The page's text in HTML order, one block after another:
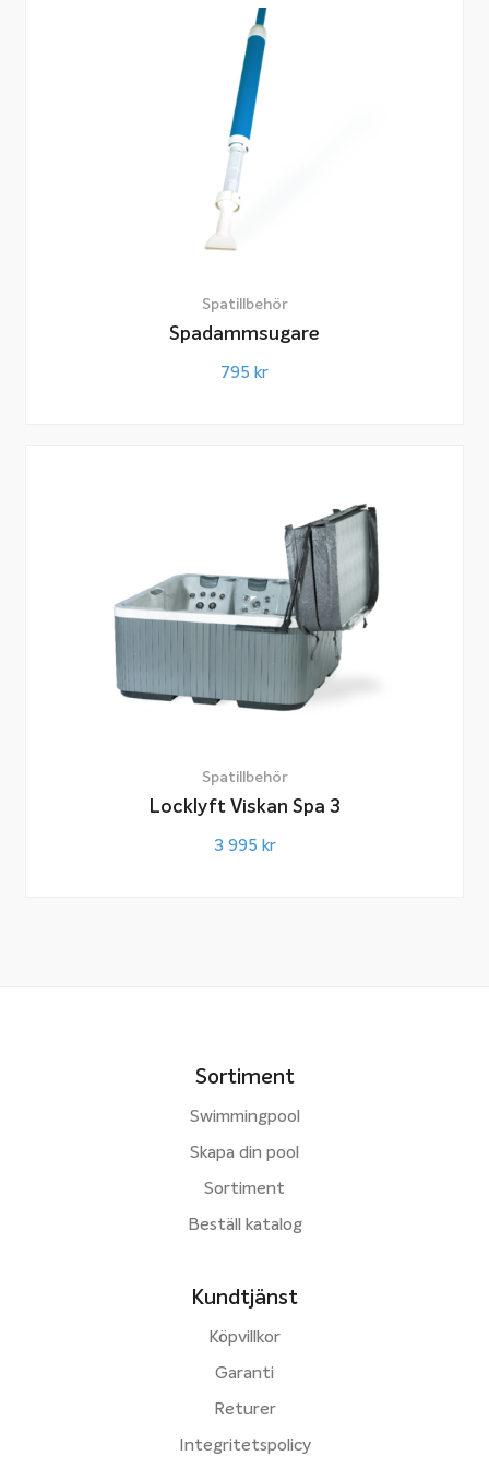
Spatillbehör
Spadammsugare
795 kr
Spatillbehör
Locklyft Viskan Spa 3
3 995 kr
Sortiment
Swimmingpool
Skapa din pool
Sortiment
Beställ katalog
Kundtjänst
Köpvillkor
Garanti
Returer
Integritetspolicy